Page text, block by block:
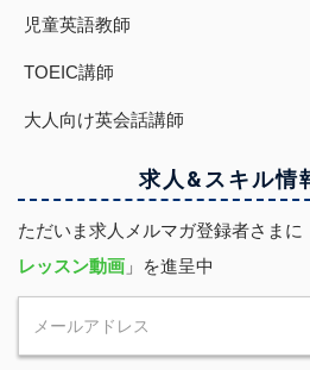
児童英語教師
TOEIC講師
大人向け英会話講師
求人&スキル情
ただいま求人メルマガ登録者さまに
レッスン動画 」を進呈中